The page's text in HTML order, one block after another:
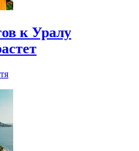
к Уралу